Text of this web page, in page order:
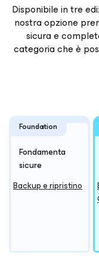
Disponibile in tre
nostra opzione
sicura e
categoria che è
Foundation
Fondamenta
sicure
Backup e ripristino